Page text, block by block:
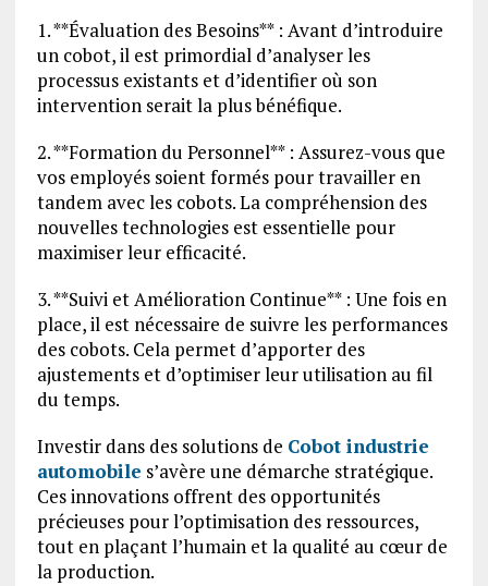
1. **Évaluation des Besoins** : Avant d’introduire
un cobot, il est primordial d’analyser les
processus existants et d’identifier où son
intervention serait la plus bénéfique.
2. **Formation du Personnel** : Assurez-vous que
vos employés soient formés pour travailler en
tandem avec les cobots. La compréhension des
nouvelles technologies est essentielle pour
maximiser leur efficacité.
3. **Suivi et Amélioration Continue** : Une fois en
place, il est nécessaire de suivre les performances
des cobots. Cela permet d’apporter des
ajustements et d’optimiser leur utilisation au fil
du temps.
Investir dans des solutions de Cobot industrie
automobile s’avère une démarche stratégique.
Ces innovations offrent des opportunités
précieuses pour l’optimisation des ressources,
tout en plaçant l’humain et la qualité au cœur de
la production.